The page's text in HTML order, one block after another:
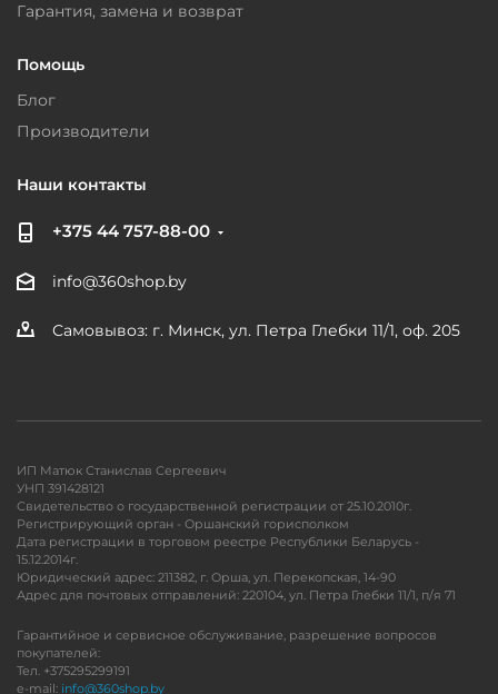
Гарантия, замена и возврат
Помощь
Блог
Производители
Наши контакты
+375 44 757-88-00
info@360shop.by
Самовывоз: г. Минск, ул. Петра Глебки 11/1, оф. 205
ИП Матюк Станислав Сергеевич
УНП 391428121
Свидетельство о государственной регистрации от 25.10.2010г.
Регистрирующий орган - Оршанский горисполком
Дата регистрации в торговом реестре Республики Беларусь -
15.12.2014г.
Юридический адрес: 211382, г. Орша, ул. Перекопская, 14-90
Адрес для почтовых отправлений: 220104, ул. Петра Глебки 11/1, п/я 71
Гарантийное и сервисное обслуживание, разрешение вопросов
покупателей:
Тел. +375295299191
e-mail: info@360shop.by